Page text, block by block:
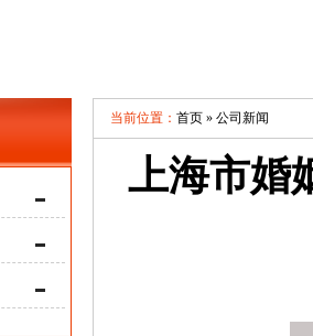
当前位置： 首页 » 公司新闻
上海市婚